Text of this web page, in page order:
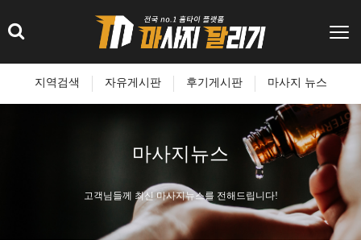
지역검색 자유게시판 후기게시판 마사지 뉴스
마사지뉴스
고객님들께 최신 마사지뉴스를 전해드립니다!